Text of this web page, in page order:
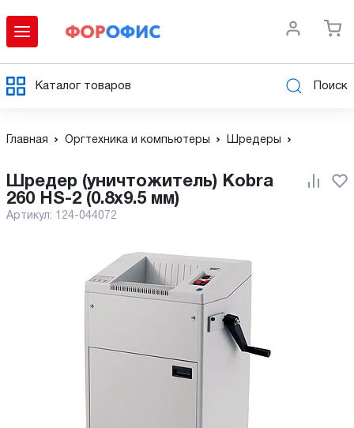
Каталог товаров Поиск
Главная Оргтехника и компьютеры Шредеры
Шредер (уничтожитель) Kobra
260 HS-2 (0.8x9.5 мм)
Артикул: 124-044072